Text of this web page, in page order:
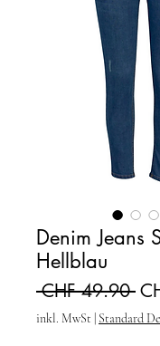
Denim Jeans
Hellblau
CHF 49.90
inkl. MwSt Standard